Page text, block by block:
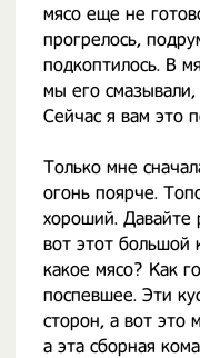
мясо еще не
прогрелось,
подкоптилось. В
мы его
Сейчас я вам это
Только мне
огонь поярче.
хороший. Давайте
вот этот большой
какое мясо? Как
поспевшее. Эти
сторон, а вот это
а эта сборная